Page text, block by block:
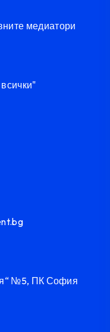
медиатори
№5, ПК София